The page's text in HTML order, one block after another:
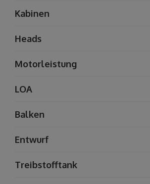
Kabinen
Heads
Motorleistung
LOA
Balken
Entwurf
Treibstofftank